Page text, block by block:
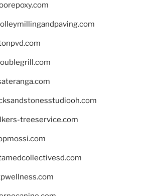
treeservice.com